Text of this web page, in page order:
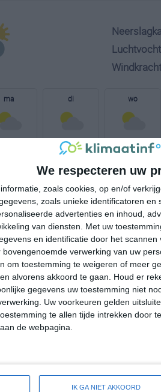
We respecteren uw
zoals cookies, op en/of
zoals unieke identificatoren
advertenties en inhoud,
van diensten.
Met uw
en identificatie door het
verwerking van uw
om toestemming te weigeren of meer
alvorens akkoord te gaan.
Houd er
gegevens uw toestemming niet
Uw voorkeuren gelden
te allen tijde intrekken door
de webpagina.
IK GA NIET AKKOORD
ma di
35° 24°
wo
24°
25°C 24°C 25°C
02:00 05:00 08:00
02:00 05:00 08:00
O 1 O 1 O 1
02:00
voor Nassau Village-Ratliff